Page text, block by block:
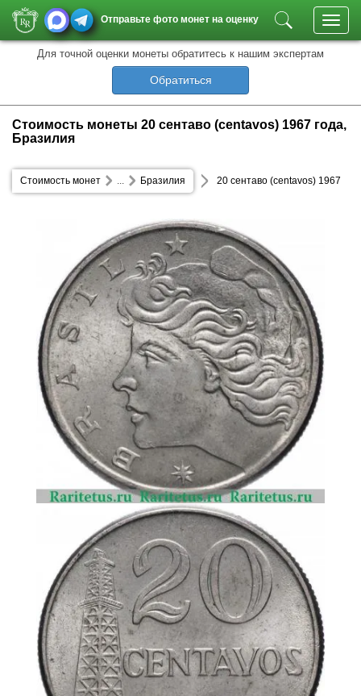
Отправьте фото монет на оценку
Для точной оценки монеты обратитесь к нашим экспертам
Обратиться
Стоимость монеты 20 сентаво (centavos) 1967 года,
Бразилия
Стоимость монет Бразилия
... 20 сентаво (centavos) 1967